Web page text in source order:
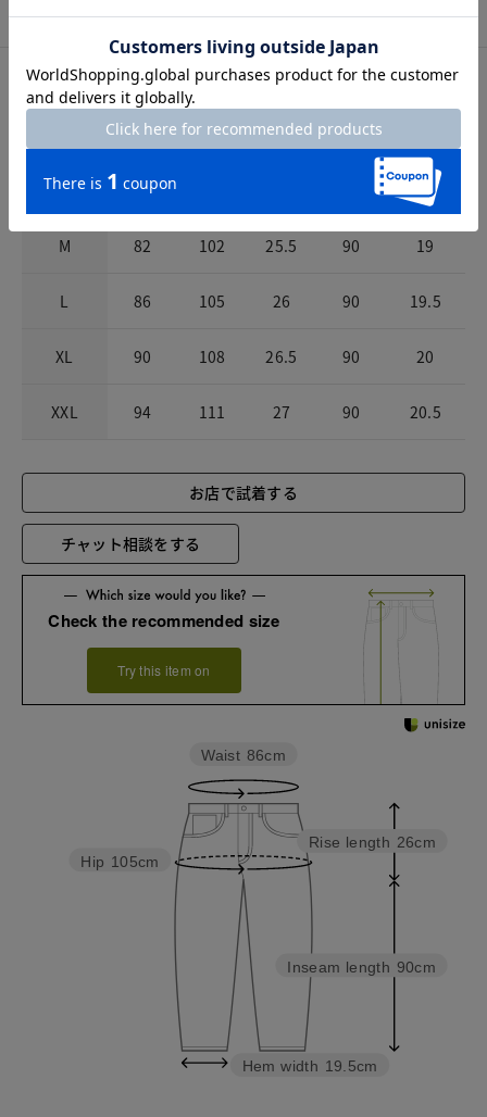
サイズ詳細 サイズガイドはこちら
ウエスト ヒップ 股上 股下
S 78 18.5
M 82 102 25.5 90 19
L 86 105 26 90 19.5
XL 90 108 26.5 90 20
XXL 94 111 27 90 20.5
お店で試着する
チャット相談をする
Check the recommended size
Try this item on
Inseam length 90cm
Rise length 26cm
Hem width 19.5cm
Hip 105cm
Waist 86cm